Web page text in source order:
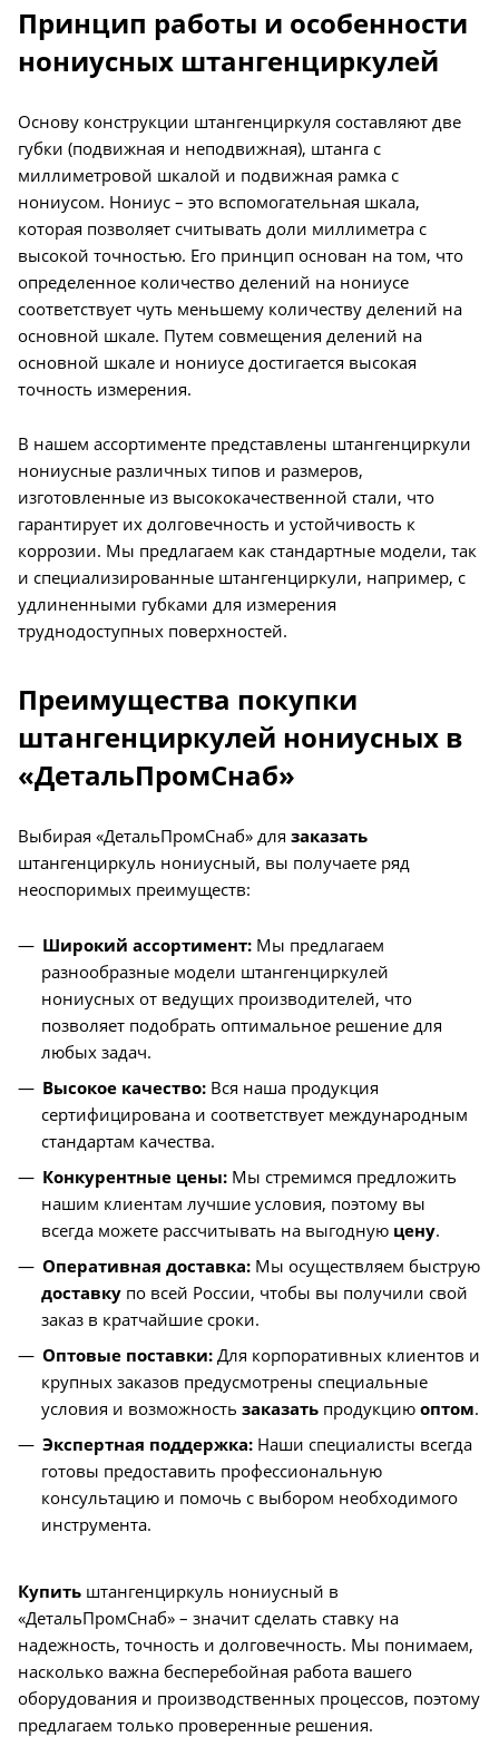
Принцип работы и особенности
нониусных штангенциркулей
Основу конструкции штангенциркуля составляют две
губки (подвижная и неподвижная), штанга с
миллиметровой шкалой и подвижная рамка с
нониусом. Нониус – это вспомогательная шкала,
которая позволяет считывать доли миллиметра с
высокой точностью. Его принцип основан на том, что
определенное количество делений на нониусе
соответствует чуть меньшему количеству делений на
основной шкале. Путем совмещения делений на
основной шкале и нониусе достигается высокая
точность измерения.
В нашем ассортименте представлены штангенциркули
нониусные различных типов и размеров,
изготовленные из высококачественной стали, что
гарантирует их долговечность и устойчивость к
коррозии. Мы предлагаем как стандартные модели, так
и специализированные штангенциркули, например, с
удлиненными губками для измерения
труднодоступных поверхностей.
Преимущества покупки
штангенциркулей нониусных в
«ДетальПромСнаб»
Выбирая «ДетальПромСнаб» для заказать
штангенциркуль нониусный, вы получаете ряд
неоспоримых преимуществ:
Широкий ассортимент: Мы предлагаем
разнообразные модели штангенциркулей
нониусных от ведущих производителей, что
позволяет подобрать оптимальное решение для
любых задач.
Высокое качество: Вся наша продукция
сертифицирована и соответствует международным
стандартам качества.
Конкурентные цены: Мы стремимся предложить
нашим клиентам лучшие условия, поэтому вы
всегда можете рассчитывать на выгодную цену.
Оперативная доставка: Мы осуществляем быструю
доставку по всей России, чтобы вы получили свой
заказ в кратчайшие сроки.
Оптовые поставки: Для корпоративных клиентов и
крупных заказов предусмотрены специальные
условия и возможность заказать продукцию оптом.
Экспертная поддержка: Наши специалисты всегда
готовы предоставить профессиональную
консультацию и помочь с выбором необходимого
инструмента.
Купить штангенциркуль нониусный в
«ДетальПромСнаб» – значит сделать ставку на
надежность, точность и долговечность. Мы понимаем,
насколько важна бесперебойная работа вашего
оборудования и производственных процессов, поэтому
предлагаем только проверенные решения.